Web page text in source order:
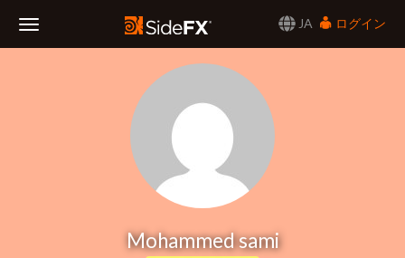
JA
ログイン
Mohammed sami